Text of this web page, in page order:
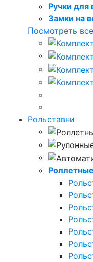
Ручки для
Замки на
Посмотреть все
Рольставни